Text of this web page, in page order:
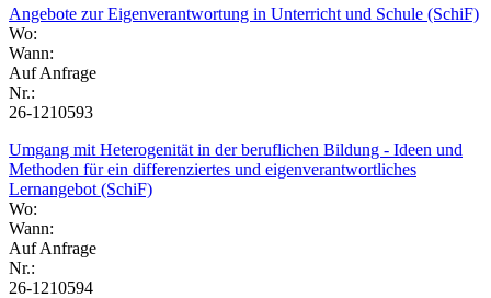
Angebote zur Eigenverantwortung in Unterricht und Schule (SchiF)
Wo:
Wann:
Auf Anfrage
Nr.:
26-1210593
Umgang mit Heterogenität in der beruflichen Bildung - Ideen und
Methoden für ein differenziertes und eigenverantwortliches
Lernangebot (SchiF)
Wo:
Wann:
Auf Anfrage
Nr.:
26-1210594